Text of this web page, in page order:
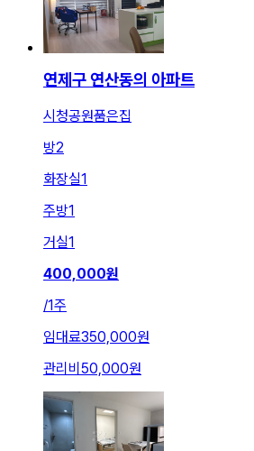
연제구 연산동의 아파트
시청공원품은집
방2
화장실1
주방1
거실1
400,000원
/1주
임대료350,000원
관리비 50,000원